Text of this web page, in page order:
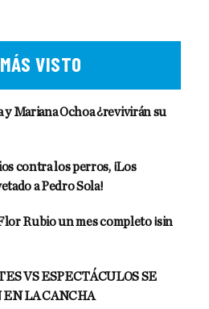
VISTO
y Mariana Ochoa ¿revivirán su
contra los perros, ¡Los
a Pedro Sola!
Rubio un mes completo ¡sin
VS ESPECTÁCULOS SE
LA CANCHA